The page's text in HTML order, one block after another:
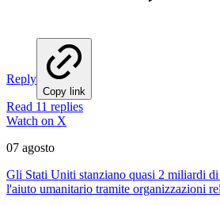
Reply
Copy link
Read 11 replies
Watch on X
07 agosto
Gli Stati Uniti stanziano quasi 2 miliardi
l'aiuto umanitario tramite organizzazioni